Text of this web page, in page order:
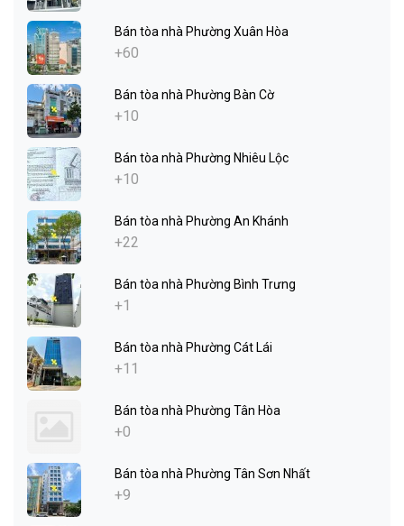
Bán tòa nhà Phường Xuân Hòa
+60
Bán tòa nhà Phường Bàn Cờ
+10
Bán tòa nhà Phường Nhiêu Lộc
+10
Bán tòa nhà Phường An Khánh
+22
Bán tòa nhà Phường Bình Trưng
+1
Bán tòa nhà Phường Cát Lái
+11
Bán tòa nhà Phường Tân Hòa
+0
Bán tòa nhà Phường Tân Sơn Nhất
+9